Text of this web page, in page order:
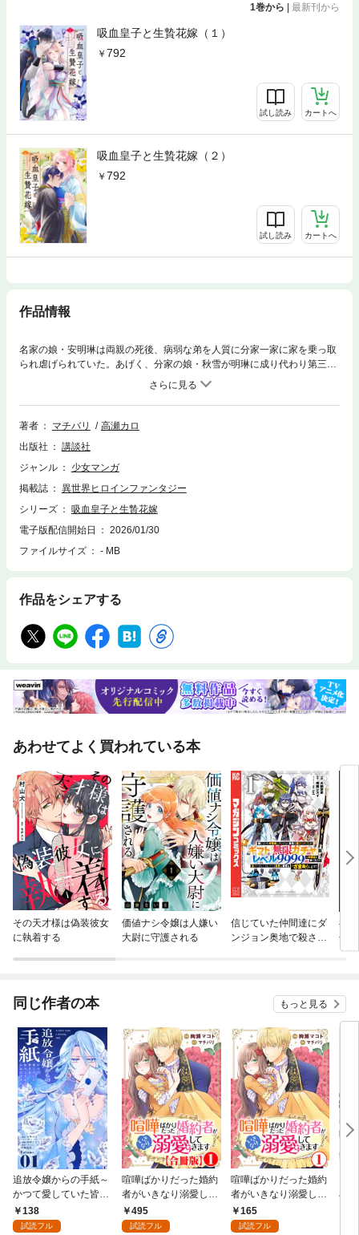
1巻から | 最新刊から
吸血皇子と生贄花嫁（１）
792
試し読み カートへ
吸血皇子と生贄花嫁（２）
792
試し読み カートへ
作品情報
名家の娘・安明琳は両親の死後、病弱な弟を人質に分家一家に家を乗っ取
られ虐げられていた。あげく、分家の娘・秋雪が明琳に成り代わり第三皇
子・六天牙と婚約することに。けれど、天牙の正体は忌み嫌われている吸
血鬼で…!?悲運な少女を待ち受けるのは訳あり拗らせ吸血鬼からの寵愛!?
契約結婚から始まる宮廷ラブファンタジー！
著者
マチバリ
高瀬カロ
出版社
講談社
ジャンル
少女マンガ
掲載誌
異世界ヒロインファンタジー
シリーズ
吸血皇子と生贄花嫁
電子版配信開始日
2026/01/30
ファイルサイズ
- MB
作品をシェアする
あわせてよく買われている本
その天才様は偽装彼女
に執着する
価値ナシ令嬢は人嫌い
大尉に守護される
信じていた仲間達にダ
ンジョン奥地で殺され
れて元パーティーメン
バーと世界に復讐＆
神
冊
同じ作者の本 もっと見る
追放令嬢からの手紙～
かつて愛していた皆さ
まへ 私のことなどお忘
れですか？～【単話】
138
試読フル
喧嘩ばかりだった婚約
者がいきなり溺愛して
きます【合冊版】1
495
試読フル
喧嘩ばかりだった婚約
者がいきなり溺愛して
きます1
165
試読フル